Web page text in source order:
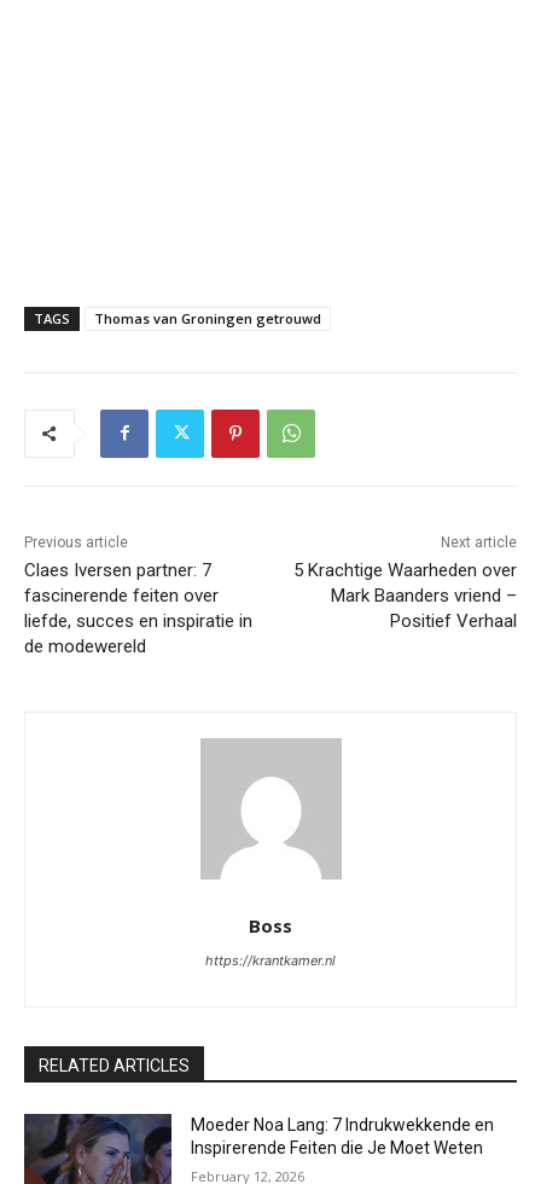
TAGS Thomas van Groningen getrouwd
Previous article
Claes Iversen partner: 7
fascinerende feiten over
liefde, succes en inspiratie in
de modewereld
Next article
5 Krachtige Waarheden over
Mark Baanders vriend –
Positief Verhaal
Boss
https://krantkamer.nl
RELATED ARTICLES
Moeder Noa Lang: 7 Indrukwekkende en
Inspirerende Feiten die Je Moet Weten
February 12, 2026